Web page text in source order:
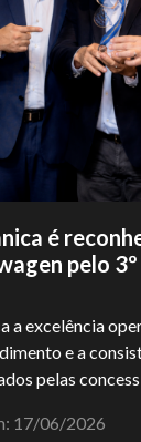
é
pelo
a excelência
e a
pelas
17/06/2026